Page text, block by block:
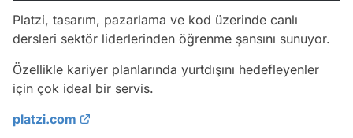
Platzi, tasarım, pazarlama ve kod üzerinde canlı
dersleri sektör liderlerinden öğrenme şansını sunuyor.
Özellikle kariyer planlarında yurtdışını hedefleyenler
için çok ideal bir servis.
platzi.com